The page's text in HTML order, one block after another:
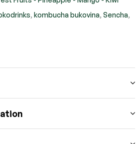
, kombucha bukovina, Sencha,